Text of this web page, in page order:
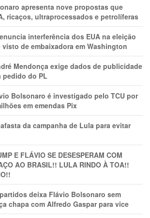
apresenta nove propostas que
ricaços, ultraprocessados e petrolíferas
interferência dos EUA na eleição
de embaixadora em Washington
Mendonça exige dados de publicidade
pedido do PL
Bolsonaro é investigado pelo TCU por
em emendas Pix
da campanha de Lula para evitar
E FLÁVIO SE DESESPERAM COM
AO BRASIL!! LULA RINDO À TOA!!
deixa Flávio Bolsonaro sem
chapa com Alfredo Gaspar para vice